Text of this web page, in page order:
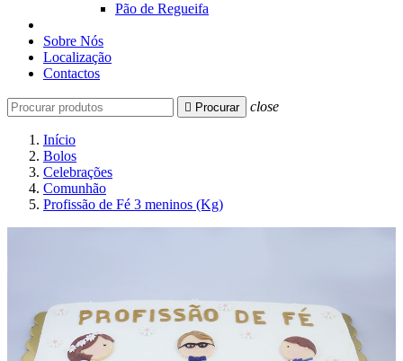
Pão de Regueifa
Sobre Nós
Localização
Contactos
 Procurar close
Início
Bolos
Celebrações
Comunhão
Profissão de Fé 3 meninos (Kg)